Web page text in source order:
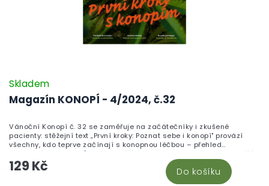
Magazín KONOPÍ - 4/2024, č.32
Skladem
129 Kč Do košíku
Vánoční Konopí č. 32 se zaměřuje na začátečníky i zkušené
pacienty: stěžejní text „První kroky: Poznat sebe i konopí" provází
všechny, kdo teprve začínají s konopnou léčbou – přehled
dostupných produktů podle obtíží najdete v sekci CBD podle obtíží.
Vedle toho číslo přináší příběh boje s encefalitidou a boreliózou,
pohled do konopného Japonska, rozhovor s Jindřichem Vobořilem o
regulaci, právní pohled na konopné čípky a reportáž z Cannafestu –